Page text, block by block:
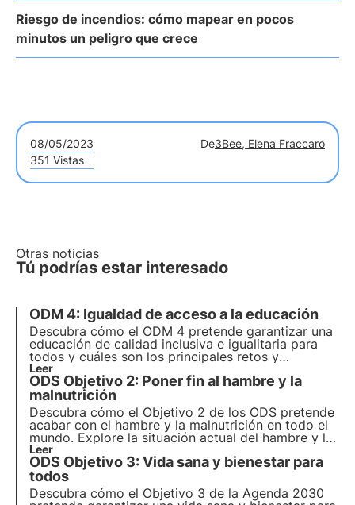
Riesgo de incendios: cómo mapear en pocos
minutos un peligro que crece
08/05/2023 De3Bee, Elena Fraccaro
351 Vistas
Otras noticias
Tú podrías estar interesado
ODM 4: Igualdad de acceso a la educación
Descubra cómo el ODM 4 pretende garantizar una
educación de calidad inclusiva e igualitaria para
todos y cuáles son los principales retos y
oportunidades para alcanzar este objetivo.
Descubra también cómo 3Bee promueve la
educación medioambiental y la formación continua
para adultos.
Leer
ODS Objetivo 2: Poner fin al hambre y la
malnutrición
Descubra cómo el Objetivo 2 de los ODS pretende
acabar con el hambre y la malnutrición en todo el
mundo. Explore la situación actual del hambre y la
malnutrición y descubra cómo pueden contribuir
las empresas a la consecución de este objetivo
mundial. Explore los puntos clave del Objetivo 2.
Leer
ODS Objetivo 3: Vida sana y bienestar para
todos
Descubra cómo el Objetivo 3 de la Agenda 2030